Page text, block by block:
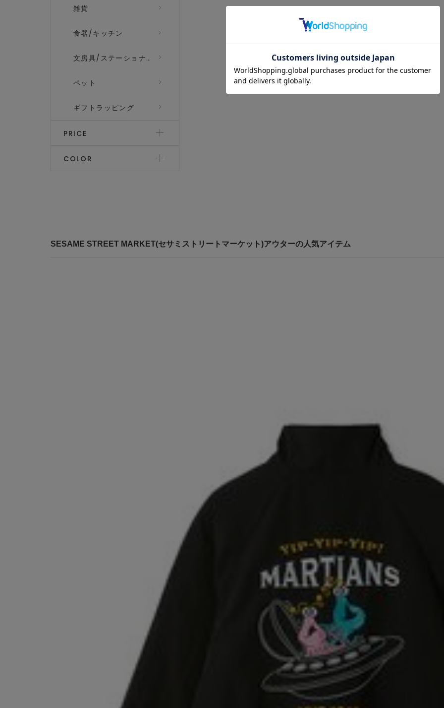
雑貨
食器/キッチン
文房具/ステーショナリー
ペット
ギフトラッピング
PRICE
COLOR
SESAME STREET MARKET(セサミストリートマーケット)アウターの人気アイテム